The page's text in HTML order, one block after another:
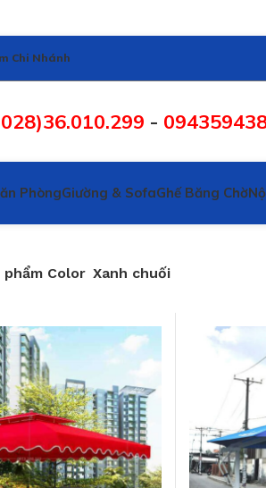
Chi Nhánh
-
PhòngGiường & SofaGhế Băng Chờ
phẩm Color Xanh chuối